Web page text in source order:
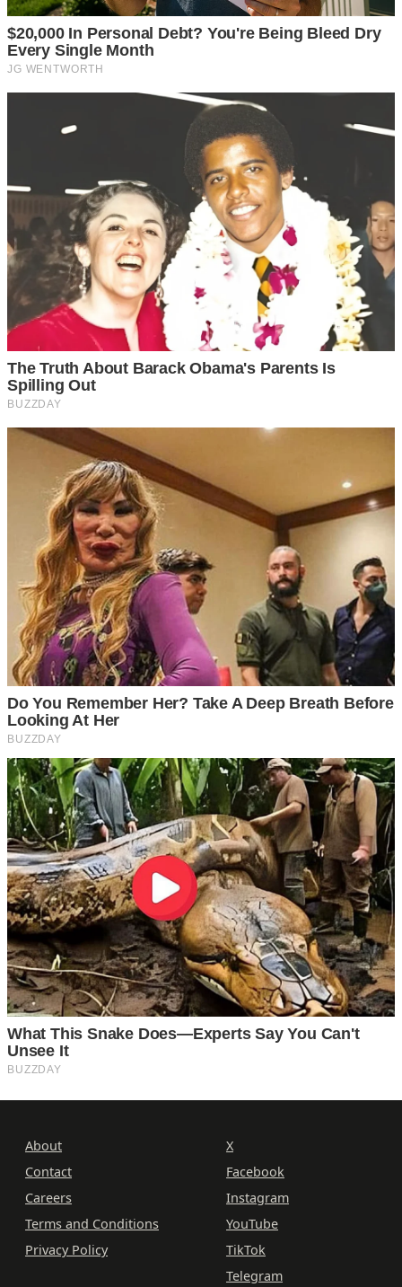
About
Contact
Careers
Terms and Conditions
Privacy Policy
X
Facebook
Instagram
YouTube
TikTok
Telegram